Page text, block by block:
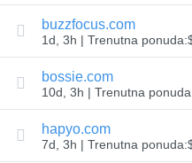
TLD
(Top-
Level
Domain)
-
домен
највишег
нивоа
Cene
domena
Prodaja
domena
buzzfocus.com
1d, 3h | Trenutna
bossie.com
10d, 3h | Trenutna
hapyo.com
7d, 3h | Trenutna